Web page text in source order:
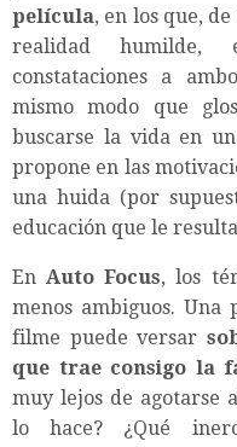
película, en los que,
realidad humilde,
constataciones a
mismo modo que
buscarse la vida en
propone en las
una huida (por
educación que le
EnAuto Focus, los
menos ambiguos.
filme puede versar
que trae consigo la
muy lejos de agotarse
lo hace? ¿Qué